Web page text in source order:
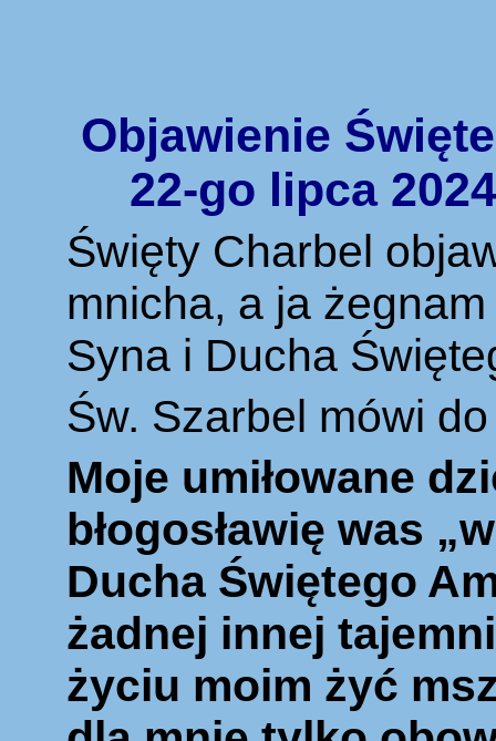
Objawienie
22-go lipca
Święty Charbel
mnicha, a ja żegnam
Syna i Ducha
Św. Szarbel mówi
Moje umiłowane
błogosławię was
Ducha Świętego
żadnej innej
życiu moim żyć